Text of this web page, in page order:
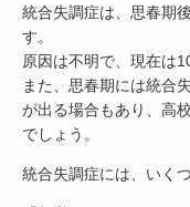
統合失調症は、思春期
す。
原因は不明で、現在は
また、思春期には統合
が出る場合もあり、高
でしょう。
統合失調症には、いく